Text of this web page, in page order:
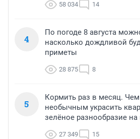
58 034 14
4
По погоде 8 августа
насколько дождливой
приметы
28 875 8
5
Кормить раз в месяц.
необычным украсить
зелёное разнообразие
27 349 15